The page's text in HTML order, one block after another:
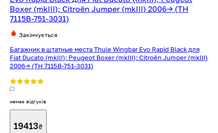
Закінчується
Багажник в штатные места Thule Wingbar Evo Rapid Black для
Fiat Ducato (mkIII); Peugeot Boxer (mkIII); Citroën Jumper (mkIII)
2006→ (TH 7115B-751-3031)
немає відгуків
19413₴